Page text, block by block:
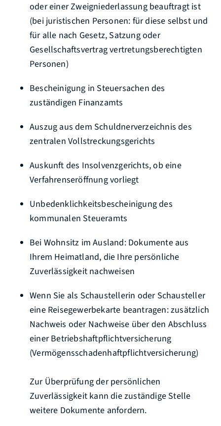
oder einer Zweigniederlassung beauftragt ist
(bei juristischen Personen: für diese selbst und
für alle nach Gesetz, Satzung oder
Gesellschaftsvertrag vertretungsberechtigten
Personen)
Bescheinigung in Steuersachen des
zuständigen Finanzamts
Auszug aus dem Schuldnerverzeichnis des
zentralen Vollstreckungsgerichts
Auskunft des Insolvenzgerichts, ob eine
Verfahrenseröffnung vorliegt
Unbedenklichkeitsbescheinigung des
kommunalen Steueramts
Bei Wohnsitz im Ausland: Dokumente aus
Ihrem Heimatland, die Ihre persönliche
Zuverlässigkeit nachweisen
Wenn Sie als Schaustellerin oder Schausteller
eine Reisegewerbekarte beantragen: zusätzlich
Nachweis oder Nachweise über den Abschluss
einer Betriebshaftpflichtversicherung
(Vermögensschadenhaftpflichtversicherung)
Zur Überprüfung der persönlichen
Zuverlässigkeit kann die zuständige Stelle
weitere Dokumente anfordern.